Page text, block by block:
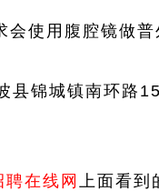
使用腹腔镜做
县锦城镇南环路
聘在线网 上面看到